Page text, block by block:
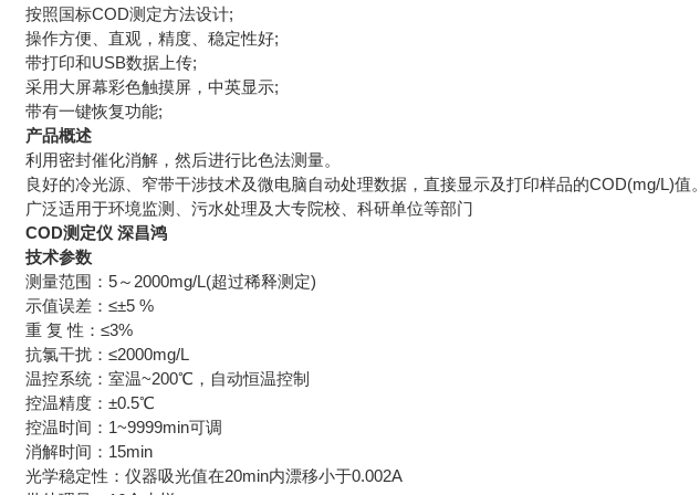
按照国标COD测定方法设计;
操作方便、直观，精度、稳定性好;
带打印和USB数据上传;
采用大屏幕彩色触摸屏，中英显示;
带有一键恢复功能;
产品概述
利用密封催化消解，然后进行比色法测量。
良好的冷光源、窄带干涉技术及微电脑自动处理数据，直接显示及打印样品的COD(mg/L)值。
广泛适用于环境监测、污水处理及大专院校、科研单位等部门
COD测定仪 深昌鸿
技术参数
测量范围：5～2000mg/L(超过稀释测定)
示值误差：≤±5 %
重 复 性：≤3%
抗氯干扰：≤2000mg/L
温控系统：室温~200℃，自动恒温控制
控温精度：±0.5℃
控温时间：1~9999min可调
消解时间：15min
光学稳定性：仪器吸光值在20min内漂移小于0.002A